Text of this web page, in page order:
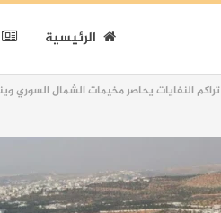
الرئيسية
تراكم النفايات يحاصر مخيمات الشمال السوري